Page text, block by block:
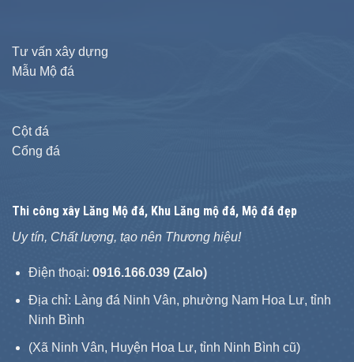
Tư vấn xây dựng
Mẫu Mộ đá
Cột đá
Cổng đá
Thi công xây Lăng Mộ đá, Khu Lăng mộ đá, Mộ đá đẹp
Uy tín, Chất lượng, tạo nên Thương hiệu!
Điện thoại: 0916.166.039 (Zalo)
Địa chỉ: Làng đá Ninh Vân, phường Nam Hoa Lư, tỉnh
Ninh Bình
(Xã Ninh Vân, Huyện Hoa Lư, tỉnh Ninh Bình cũ)